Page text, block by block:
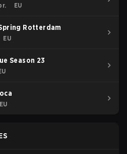
EU
Rotterdam
EU
Season 23
EU